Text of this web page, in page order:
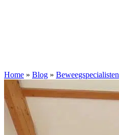
Home » Blog » Beweegspecialisten